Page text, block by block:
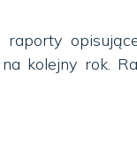
raporty
kolejny rok.